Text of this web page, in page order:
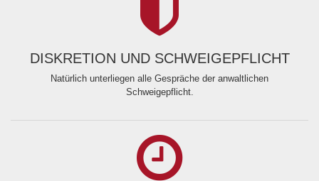
DISKRETION UND SCHWEIGEPFLICHT
Natürlich unterliegen alle Gespräche der anwaltlichen
Schweigepflicht.